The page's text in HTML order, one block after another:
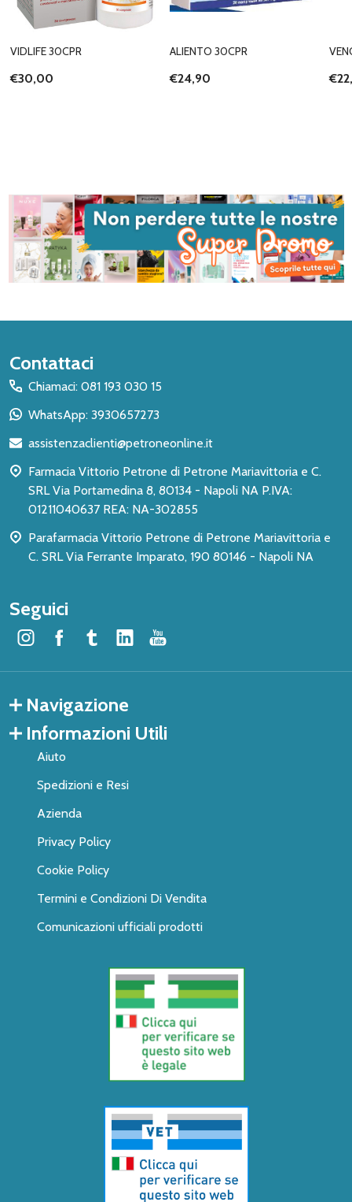
VIDLIFE 30CPR
€30,00
ALIENTO 30CPR
€24,90
Inizio
del
piè
pagina
Contattaci
Chiamaci: 081 193 030 15
WhatsApp: 3930657273
assistenzaclienti@petroneonline.it
Farmacia Vittorio Petrone di Petrone Mariavittoria e C.
SRL Via Portamedina 8, 80134 - Napoli NA P.IVA:
01211040637 REA: NA-302855
Parafarmacia Vittorio Petrone di Petrone Mariavittoria e
C. SRL Via Ferrante Imparato, 190 80146 - Napoli NA
Seguici
Navigazione
Informazioni Utili
Aiuto
Spedizioni e Resi
Azienda
Privacy Policy
Cookie Policy
Termini e Condizioni Di Vendita
Comunicazioni ufficiali prodotti